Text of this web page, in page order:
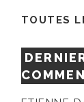
TOUTES